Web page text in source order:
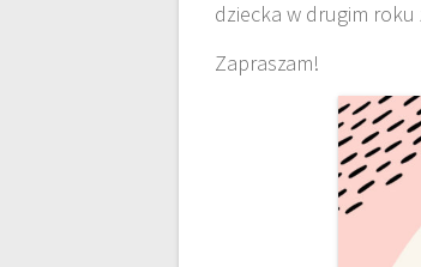
dziecka w drugim
Zapraszam!